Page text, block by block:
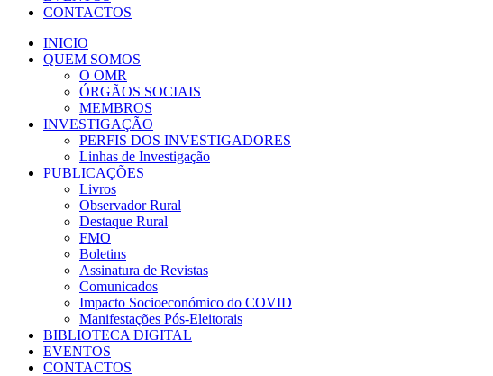
CONTACTOS
INICIO
QUEM SOMOS
O OMR
ÓRGÃOS SOCIAIS
MEMBROS
INVESTIGAÇÃO
PERFIS DOS INVESTIGADORES
Linhas de Investigação
PUBLICAÇÕES
Livros
Observador Rural
Destaque Rural
FMO
Boletins
Assinatura de Revistas
Comunicados
Impacto Socioeconómico do COVID
Manifestações Pós-Eleitorais
BIBLIOTECA DIGITAL
EVENTOS
CONTACTOS